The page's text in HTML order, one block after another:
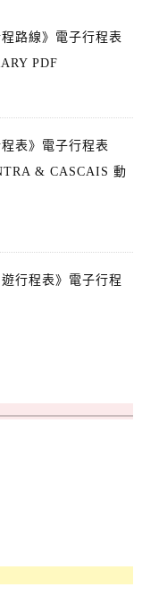
路線》電子行程表
PDF
表》電子行程表
& CASCAIS 動
行程表》電子行程